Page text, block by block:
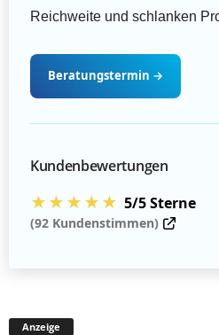
Reichweite und schlanken
Beratungstermin →
Kundenbewertungen
★★★★★ 5/5 Sterne
(92 Kundenstimmen)
Anzeige